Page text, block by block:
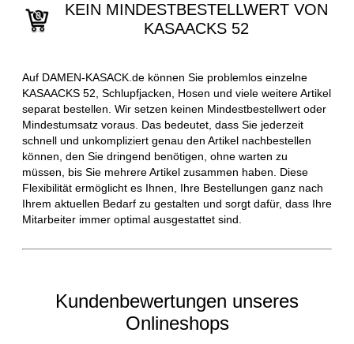
KEIN MINDESTBESTELLWERT VON
KASAACKS 52
Auf DAMEN-KASACK.de können Sie problemlos einzelne
KASAACKS 52, Schlupfjacken, Hosen und viele weitere Artikel
separat bestellen. Wir setzen keinen Mindestbestellwert oder
Mindestumsatz voraus. Das bedeutet, dass Sie jederzeit
schnell und unkompliziert genau den Artikel nachbestellen
können, den Sie dringend benötigen, ohne warten zu
müssen, bis Sie mehrere Artikel zusammen haben. Diese
Flexibilität ermöglicht es Ihnen, Ihre Bestellungen ganz nach
Ihrem aktuellen Bedarf zu gestalten und sorgt dafür, dass Ihre
Mitarbeiter immer optimal ausgestattet sind.
Kundenbewertungen unseres
Onlineshops